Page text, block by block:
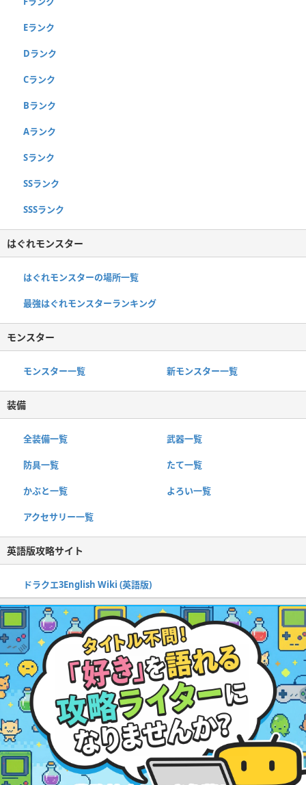
Eランク
Dランク
Cランク
Bランク
Aランク
Sランク
SSランク
SSSランク
はぐれモンスター
はぐれモンスターの場所一覧
最強はぐれモンスターランキング
モンスター
モンスター一覧 新モンスター一覧
装備
全装備一覧 武器一覧
防具一覧 たて一覧
かぶと一覧 よろい一覧
アクセサリー一覧
英語版攻略サイト
ドラクエ3English Wiki (英語版)